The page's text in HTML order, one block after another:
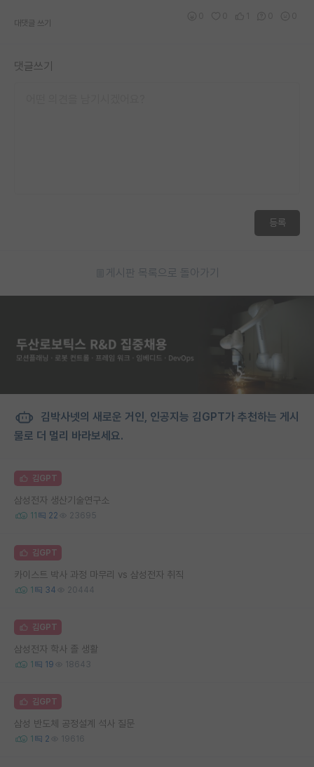
대댓글 쓰기
댓글쓰기
등록
게시판 목록으로 돌아가기
김박사넷의 새로운 거인, 인공지능 김GPT가 추천하는 게시
물로 더 멀리 바라보세요.
김GPT
삼성전자 생산기술연구소
11 22 23695
김GPT
카이스트 박사 과정 마무리 vs 삼성전자 취직
1 34 20444
김GPT
삼성전자 학사 졸 생활
1 19 18643
김GPT
삼성 반도체 공정설계 석사 질문
1 2 19616